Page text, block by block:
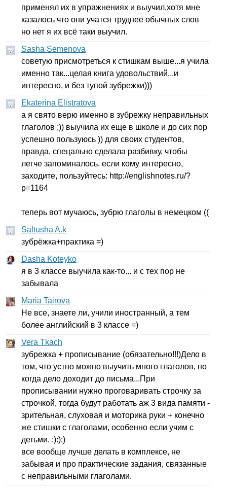
применял их в упражнениях и выучил,хотя мне
казалось что они учатся труднее обычных слов
но нет я их всё таки выучил.
Sasha Semenova
cоветую присмотреться к стишкам выше...я учила
именно так...целая книга удовольствий...и
интересно, и без тупой зубрежки)))
Ekaterina Elistratova
а я свято верю именно в зубрежку неправильных
глаголов ;)) выучила их еще в школе и до сих пор
успешно пользуюсь )) для своих студентов,
правда, спецально сделала разбивку, чтобы
легче запоминалось. если кому интересно,
заходите, пользуйтесь: http://englishnotes.ru/?
p=1164
теперь вот мучаюсь, зубрю глаголы в немецком ((
Saltusha A.k
зубрёжка+практика =)
Dasha Koteyko
я в 3 классе выучила как-то... и с тех пор не
забывала
Maria Tairova
Не все, знаете ли, учили иностранный, а тем
более английский в 3 классе =)
Vera Tkach
зубрежка + прописывание (обязательно!!!)Дело в
том, что устно можно выучить много глаголов, но
когда дело доходит до письма...При
прописывании нужно проговаривать строчку за
строчкой, тогда будут работать аж 3 вида памяти -
зрительная, слуховая и моторика руки + конечно
же стишки с глаголами, особенно если учим с
детьми. :):):)
все вообще лучше делать в комплексе, не
забывая и про практические задания, связанные
с неправильными глаголами.